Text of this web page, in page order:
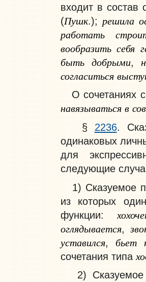
входит в состав
(Пушк.); решила
работать
вообразить себя
быть добрыми,
согласиться
О сочетаниях
навязываться в
§ 2236.
одинаковых
для
следующие
1) Сказуемое
из которых
функции:
оглядывается,
уставился, бьет
сочетания типа
2) Сказуемое